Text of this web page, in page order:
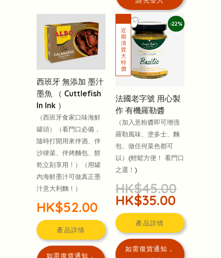
西班牙 無添加 墨汁
墨魚 （ Cuttlefish
In Ink ）
（西班牙食家口味海鮮
罐頭）（看門口必備，
隨時打開用來伴酒、伴
沙律菜、伴烤麵包、餅
乾立刻享用！）（用罐
內海鮮墨汁可做真正墨
汁意大利麵！）
HK$52.00
產品詳情
如需復貨通知，
-22%
法國老字號 用心製
作 有機羅勒醬
（加入意粉醬即可增强
羅勒風味、塗多士、麵
包、做任何菜色都可
以）(輕鬆方便！ 看門口
之選！)
HK$45.00
HK$35.00
產品詳情
如需復貨通知，